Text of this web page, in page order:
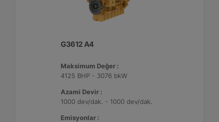
G3612 A4
Maksimum Değer :
4125 BHP - 3076 bkW
Azami Devir :
1000 dev/dak. - 1000 dev/dak.
Emisyonlar :